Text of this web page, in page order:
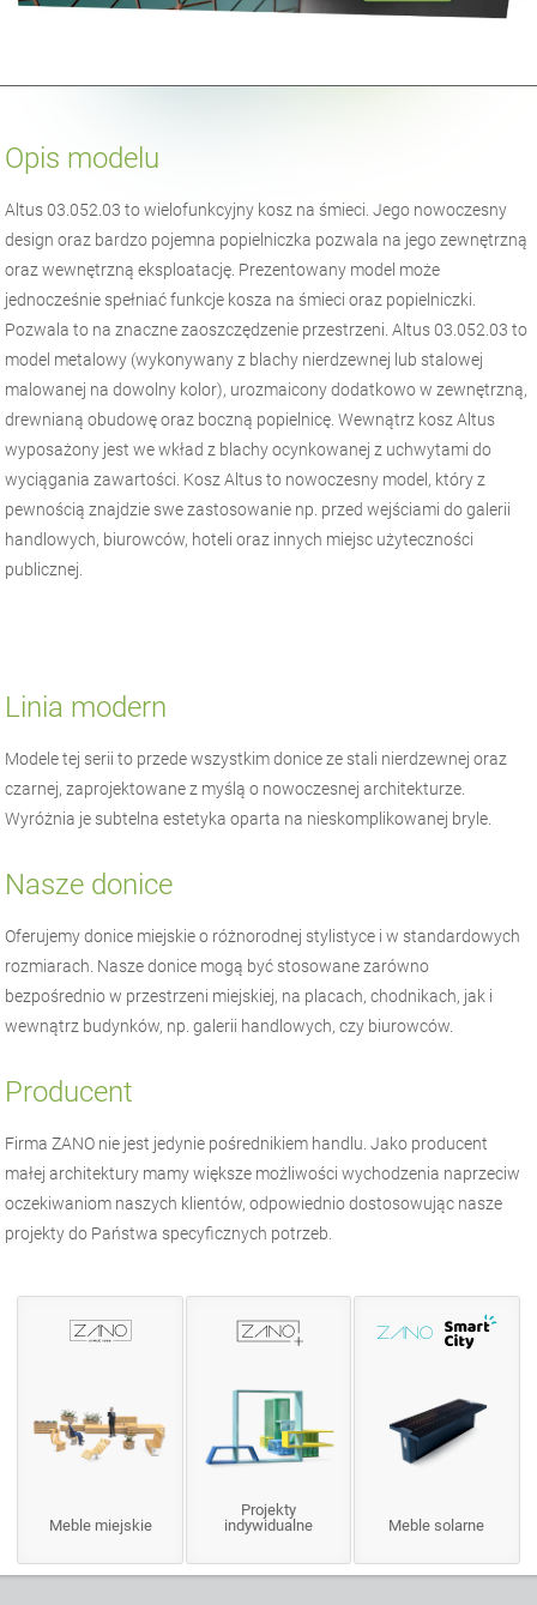
Opis modelu
Altus 03.052.03 to wielofunkcyjny kosz na śmieci. Jego nowoczesny
design oraz bardzo pojemna popielniczka pozwala na jego zewnętrzną
oraz wewnętrzną eksploatację. Prezentowany model może
jednocześnie spełniać funkcje kosza na śmieci oraz popielniczki.
Pozwala to na znaczne zaoszczędzenie przestrzeni. Altus 03.052.03 to
model metalowy (wykonywany z blachy nierdzewnej lub stalowej
malowanej na dowolny kolor), urozmaicony dodatkowo w zewnętrzną,
drewnianą obudowę oraz boczną popielnicę. Wewnątrz kosz Altus
wyposażony jest we wkład z blachy ocynkowanej z uchwytami do
wyciągania zawartości. Kosz Altus to nowoczesny model, który z
pewnością znajdzie swe zastosowanie np. przed wejściami do galerii
handlowych, biurowców, hoteli oraz innych miejsc użyteczności
publicznej.
Linia modern
Modele tej serii to przede wszystkim donice ze stali nierdzewnej oraz
czarnej, zaprojektowane z myślą o nowoczesnej architekturze.
Wyróżnia je subtelna estetyka oparta na nieskomplikowanej bryle.
Nasze donice
Oferujemy donice miejskie o różnorodnej stylistyce i w standardowych
rozmiarach. Nasze donice mogą być stosowane zarówno
bezpośrednio w przestrzeni miejskiej, na placach, chodnikach, jak i
wewnątrz budynków, np. galerii handlowych, czy biurowców.
Producent
FirmaZANO nie jest jedynie pośrednikiem handlu. Jako producent
małej architektury mamy większe możliwości wychodzenia naprzeciw
oczekiwaniom naszych klientów, odpowiednio dostosowując nasze
projekty do Państwa specyficznych potrzeb.
Meble miejskie
Projekty
indywidualne
Meble solarne